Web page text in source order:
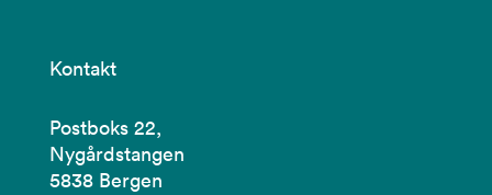
Kontakt
Postboks 22,
Nygårdstangen
5838 Bergen